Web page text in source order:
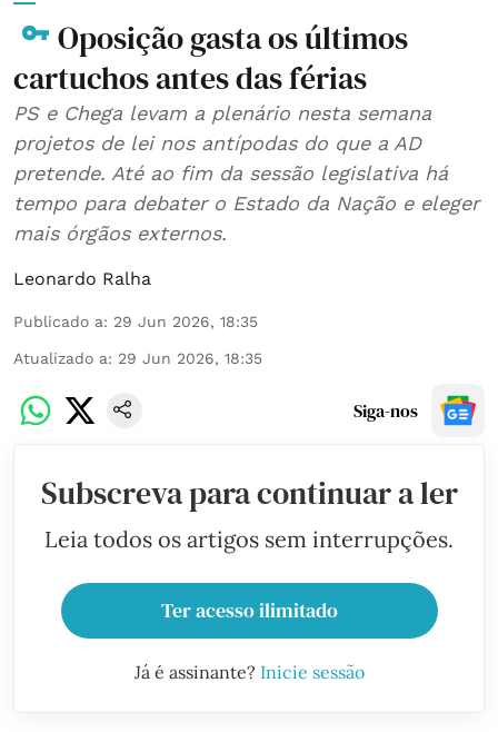
Oposição gasta os últimos
cartuchos antes das férias
PS e Chega levam a plenário nesta semana
projetos de lei nos antípodas do que a AD
pretende. Até ao fim da sessão legislativa há
tempo para debater o Estado da Nação e eleger
mais órgãos externos.
Leonardo Ralha
Publicado a: 29 Jun 2026, 18:35
Atualizado a: 29 Jun 2026, 18:35
Siga-nos
Subscreva para continuar a ler
Leia todos os artigos sem interrupções.
Ter acesso ilimitado
Já é assinante? Inicie sessão